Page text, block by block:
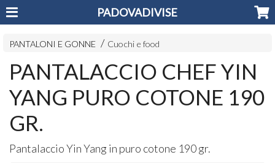
PADOVADIVISE
PANTALONI E GONNE Cuochi e food
PANTALACCIO CHEF YIN
YANG PURO COTONE 190
GR.
Pantalaccio Yin Yang in puro cotone 190 gr.